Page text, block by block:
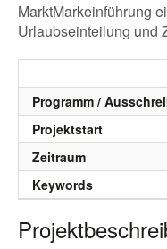
MarktMarkeinführung
Urlaubseinteilung und
Programm /
Projektstart
Zeitraum
Keywords